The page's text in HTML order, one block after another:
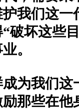
我们这一
“破坏这些
。
为我们这
那些在他